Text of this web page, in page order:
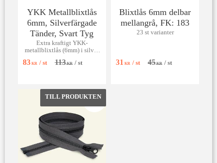
YKK Metallblixtlås
6mm, Silverfärgade
Tänder, Svart Tyg
Extra kraftigt YKK-
metallblixtlås (6mm) i silver
projekt som kräver maximal
83KR / st 113KR / st
Blixtlås 6mm delbar
mellangrå, FK: 183
23 st varianter
31 KR / st 45KR / st
Lägg till i favoriter